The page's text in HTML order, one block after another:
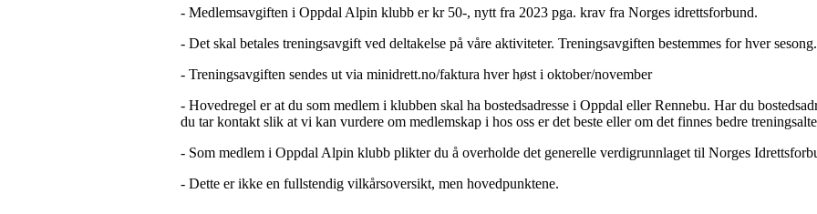
- Medlemsavgiften i Oppdal Alpin klubb er kr 50-, nytt fra 2023 pga. krav fra Norges idrettsforbund.
- Det skal betales treningsavgift ved deltakelse på våre aktiviteter. Treningsavgiften bestemmes for hver sesong.
- Treningsavgiften sendes ut via minidrett.no/faktura hver høst i oktober/november
- Hovedregel er at du som medlem i klubben skal ha bostedsadresse i Oppdal eller Rennebu. Har du
du tar kontakt slik at vi kan vurdere om medlemskap i hos oss er det beste eller om det finnes bedre
- Som medlem i Oppdal Alpin klubb plikter du å overholde det generelle verdigrunnlaget til Norges
- Dette er ikke en fullstendig vilkårsoversikt, men hovedpunktene.